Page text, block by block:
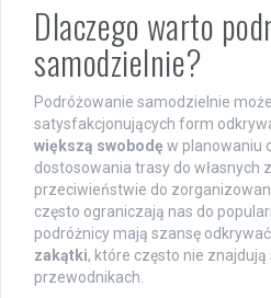
Dlaczego warto
samodzielnie?
Podróżowanie samodzielnie
satysfakcjonujących form
większą swobodę w planowaniu
dostosowania trasy do własnych
przeciwieństwie do
często ograniczają nas do
podróżnicy mają szansę
zakątki, które często nie
przewodnikach.